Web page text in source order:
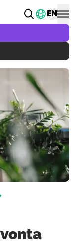
Vaihda
EN